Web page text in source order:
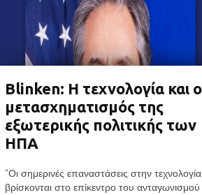
Blinken: Η τεχνολογία και ο
μετασχηματισμός της
εξωτερικής πολιτικής των
ΗΠΑ
“Οι σημερινές επαναστάσεις στην τεχνολογία
βρίσκονται στο επίκεντρο του